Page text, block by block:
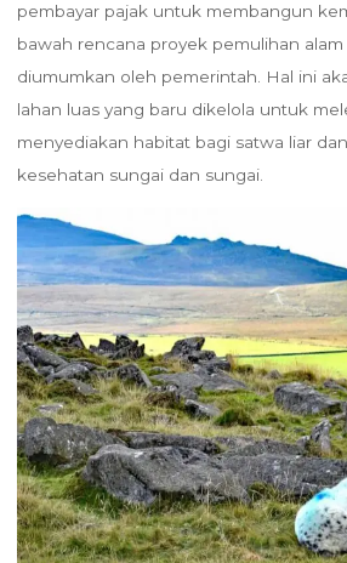
pembayar pajak untuk membangun
bawah rencana proyek pemulihan alam
diumumkan oleh pemerintah. Hal ini
lahan luas yang baru dikelola untuk
menyediakan habitat bagi satwa liar
kesehatan sungai dan sungai.